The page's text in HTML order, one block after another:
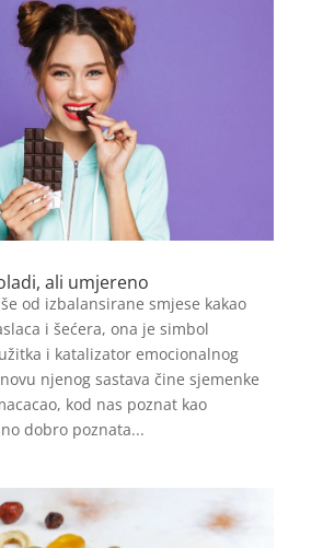
ali umjereno
od izbalansirane smjese kakao
i šećera, ona je simbol
i katalizator emocionalnog
njenog sastava čine sjemenke
kod nas poznat kao
dobro poznata...